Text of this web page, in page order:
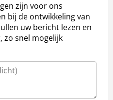
zijn voor ons
bij de ontwikkeling van
uw bericht lezen en
zo snel mogelijk